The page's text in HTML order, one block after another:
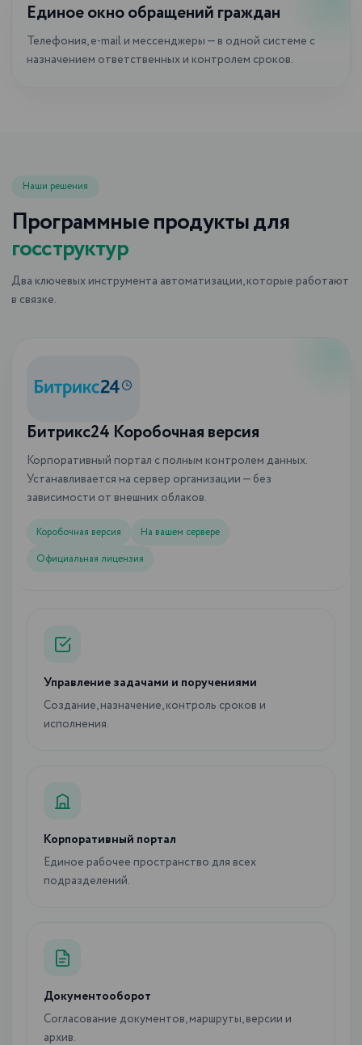
Единое окно обращений граждан
Телефония, e-mail и мессенджеры — в одной системе с
назначением ответственных и контролем сроков.
Наши решения
Программные продукты для
госструктур
Два ключевых инструмента автоматизации, которые работают
в связке.
Битрикс24 Коробочная версия
Корпоративный портал с полным контролем данных.
Устанавливается на сервер организации — без
зависимости от внешних облаков.
Коробочная версия
На вашем сервере
Официальная лицензия
Управление задачами и поручениями
Создание, назначение, контроль сроков и
исполнения.
Корпоративный портал
Единое рабочее пространство для всех
подразделений.
Документооборот
Согласование документов, маршруты, версии и
архив.